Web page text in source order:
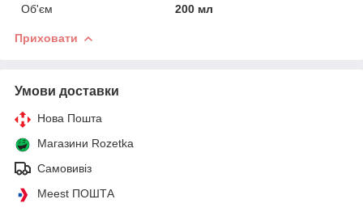
Об'єм
200 мл
Приховати
Умови доставки
Нова Пошта
Магазини Rozetka
Самовивіз
Meest ПОШТА